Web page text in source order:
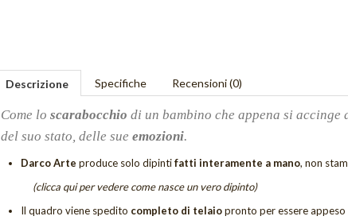
Descrizione Specifiche Recensioni (0)
Come lo scarabocchio di un bambino che appena si accinge
del suo stato, delle sue emozioni.
Darco Arte produce solo dipintifatti interamente a mano, non
(clicca qui per vedere come nasce un vero dipinto)
Il quadro viene spedito completo di telaiopronto per essere appeso